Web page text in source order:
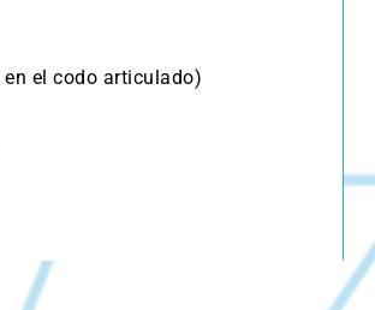
el codo articulado)